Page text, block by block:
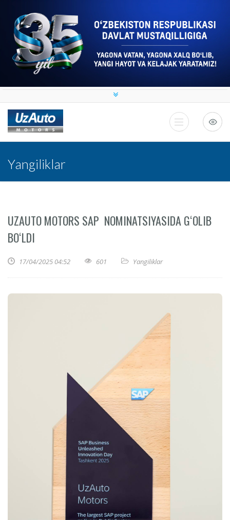
Yangiliklar
UZAUTO MOTORS SAP NOMINATSIYASIDA GʻOLIB
BOʻLDI
17/04/2025 04:52 601 Yangiliklar